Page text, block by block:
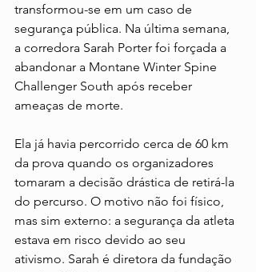
transformou-se em um caso de
segurança pública. Na última semana,
a corredora Sarah Porter foi forçada a
abandonar a Montane Winter Spine
Challenger South após receber
ameaças de morte.
Ela já havia percorrido cerca de 60 km
da prova quando os organizadores
tomaram a decisão drástica de retirá-la
do percurso. O motivo não foi físico,
mas sim externo: a segurança da atleta
estava em risco devido ao seu
ativismo. Sarah é diretora da fundação